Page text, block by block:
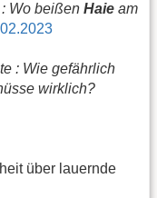
Wo beißen Haie am
: Wie gefährlich
wirklich?
über lauernde